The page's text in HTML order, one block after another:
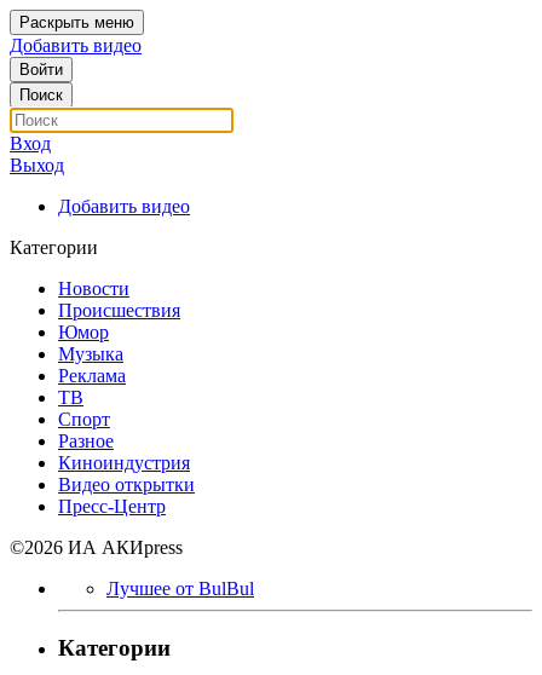
Раскрыть меню
Добавить видео
Войти
Поиск
Вход
Выход
Добавить видео
Категории
Новости
Происшествия
Юмор
Музыка
Реклама
ТВ
Спорт
Разное
Киноиндустрия
Видео открытки
Пресс-Центр
©2026 ИА АКИpress
Лучшее от BulBul
Категории